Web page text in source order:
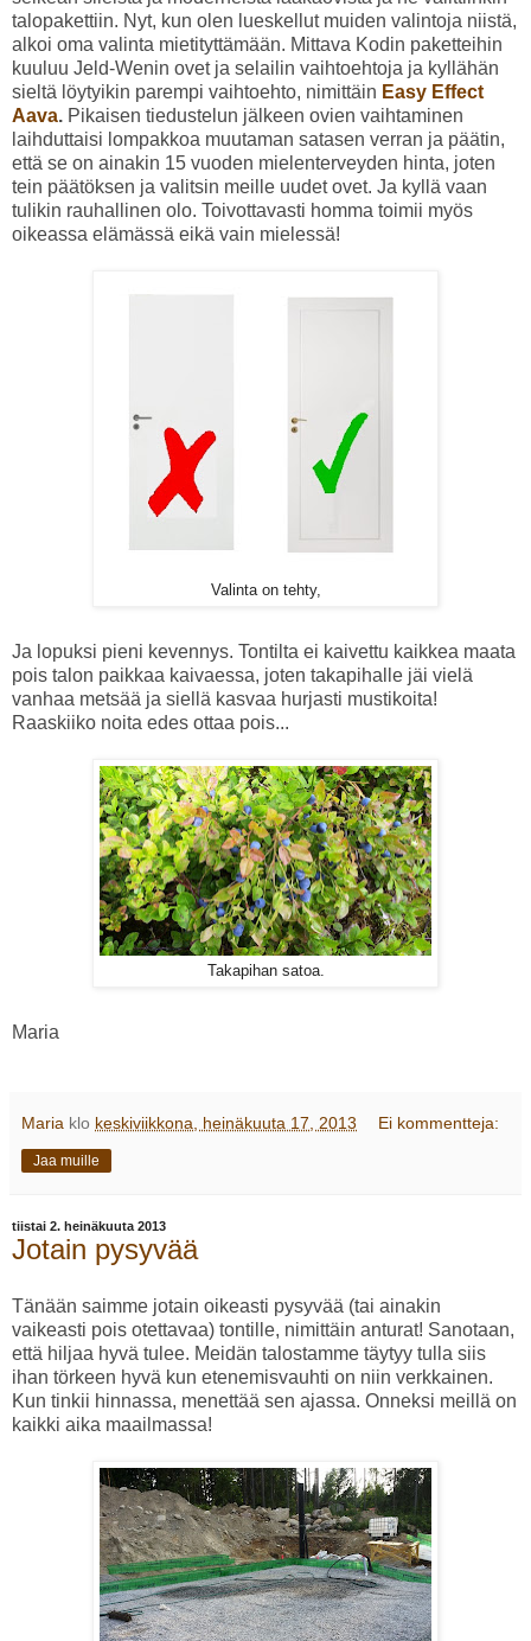
talopakettiin. Nyt, kun olen lueskellut muiden valintoja niistä,
alkoi oma valinta mietityttämään. Mittava Kodin paketteihin
kuuluu Jeld-Wenin ovet ja selailin vaihtoehtoja ja kyllähän
sieltä löytyikin parempi vaihtoehto, nimittäin Easy Effect
Aava. Pikaisen tiedustelun jälkeen ovien vaihtaminen
laihduttaisi lompakkoa muutaman satasen verran ja päätin,
että se on ainakin 15 vuoden mielenterveyden hinta, joten
tein päätöksen ja valitsin meille uudet ovet. Ja kyllä vaan
tulikin rauhallinen olo. Toivottavasti homma toimii myös
oikeassa elämässä eikä vain mielessä!
Valinta on tehty,
Ja lopuksi pieni kevennys. Tontilta ei kaivettu kaikkea maata
pois talon paikkaa kaivaessa, joten takapihalle jäi vielä
vanhaa metsää ja siellä kasvaa hurjasti mustikoita!
Raaskiiko noita edes ottaa pois...
Takapihan satoa.
Maria
Maria klo keskiviikkona, heinäkuuta 17, 2013 Ei kommentteja:
Jaa muille
tiistai 2. heinäkuuta 2013
Jotain pysyvää
Tänään saimme jotain oikeasti pysyvää (tai ainakin
vaikeasti pois otettavaa) tontille, nimittäin anturat! Sanotaan,
että hiljaa hyvä tulee. Meidän talostamme täytyy tulla siis
ihan törkeen hyvä kun etenemisvauhti on niin verkkainen.
Kun tinkii hinnassa, menettää sen ajassa. Onneksi meillä on
kaikki aika maailmassa!